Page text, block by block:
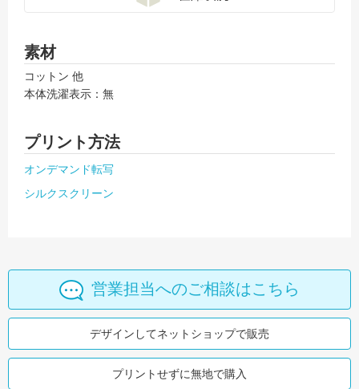
素材
コットン 他
本体洗濯表示：無
プリント方法
オンデマンド転写
シルクスクリーン
営業担当へのご相談はこちら
デザインしてネットショップで販売
プリントせずに無地で購入